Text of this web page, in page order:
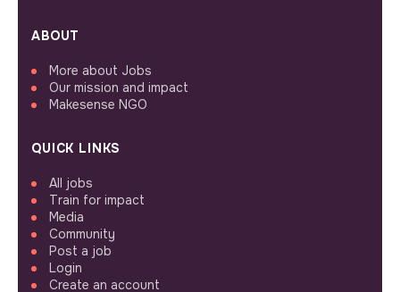
ABOUT
More about Jobs
Our mission and impact
Makesense NGO
QUICK LINKS
All jobs
Train for impact
Media
Community
Post a job
Login
Create an account